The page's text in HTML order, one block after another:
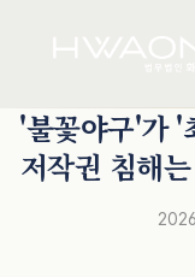
'불꽃야구'가 '
저작권 침해